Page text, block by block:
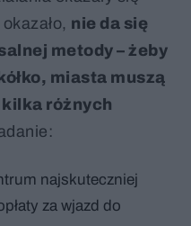
nie da się
metody – żeby
miasta muszą
różnych
najskuteczniej
za wjazd do